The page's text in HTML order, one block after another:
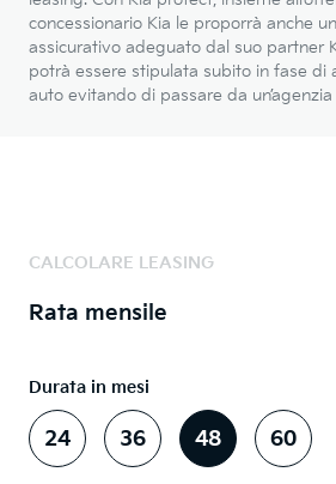
concessionario Kia le proporrà anche
assicurativo adeguato dal suo partner
potrà essere stipulata subito in fase di
auto evitando di passare da
CALCOLARE LEASING
Rata mensile
Durata in mesi
24 36 48 60